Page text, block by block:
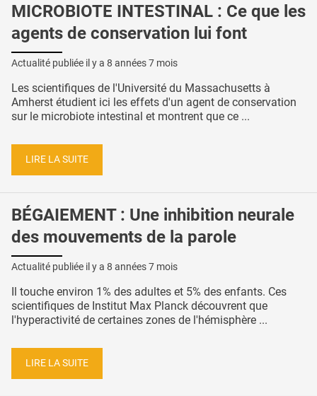
MICROBIOTE INTESTINAL : Ce que les
agents de conservation lui font
Actualité publiée il y a 8 années 7 mois
Les scientifiques de l'Université du Massachusetts à
Amherst étudient ici les effets d'un agent de conservation
sur le microbiote intestinal et montrent que ce ...
LIRE LA SUITE
BÉGAIEMENT : Une inhibition neurale
des mouvements de la parole
Actualité publiée il y a 8 années 7 mois
Il touche environ 1% des adultes et 5% des enfants. Ces
scientifiques de Institut Max Planck découvrent que
l'hyperactivité de certaines zones de l'hémisphère ...
LIRE LA SUITE